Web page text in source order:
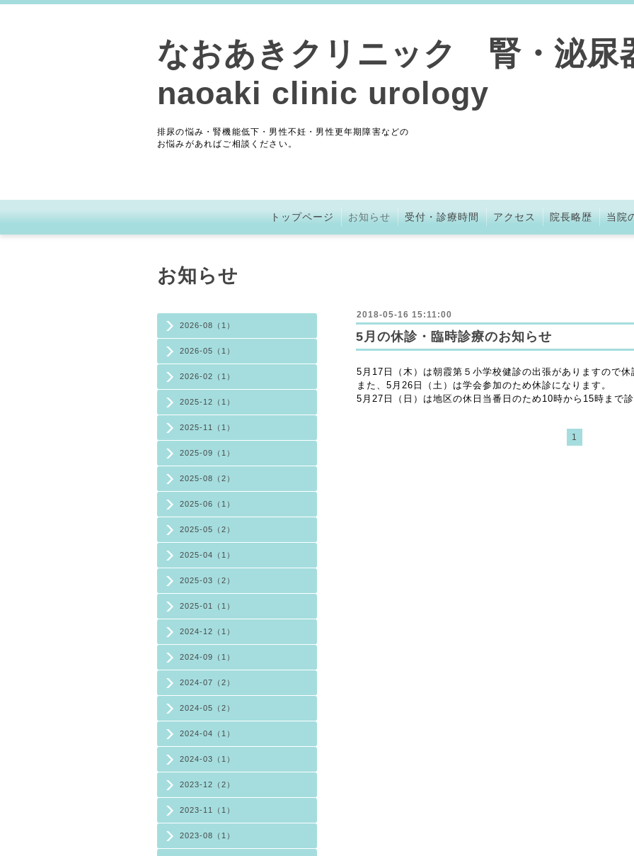
なおあきクリニック 腎・泌尿
naoaki clinic urology
排尿の悩み・腎機能低下・男性不妊・男性更年期障害などの
お悩みがあればご相談ください。
トップページ お知らせ 受付・診療時間 アクセス 院長略歴 当院
2026-08（1）
2026-05（1）
2026-02（1）
2025-12（1）
2025-11（1）
2025-09（1）
2025-08（2）
2025-06（1）
2025-05（2）
2025-04（1）
2025-03（2）
2025-01（1）
2024-12（1）
2024-09（1）
2024-07（2）
2024-05（2）
2024-04（1）
2024-03（1）
2023-12（2）
2023-11（1）
2023-08（1）
お知らせ
2018-05-16 15:11:00
5月の休診・臨時診療のお知らせ
5月17日（木）は朝霞第５小学校健診の出張がありますので休
また、5月26日（土）は学会参加のため休診になります。
5月27日（日）は地区の休日当番日のため10時から15時まで診
1